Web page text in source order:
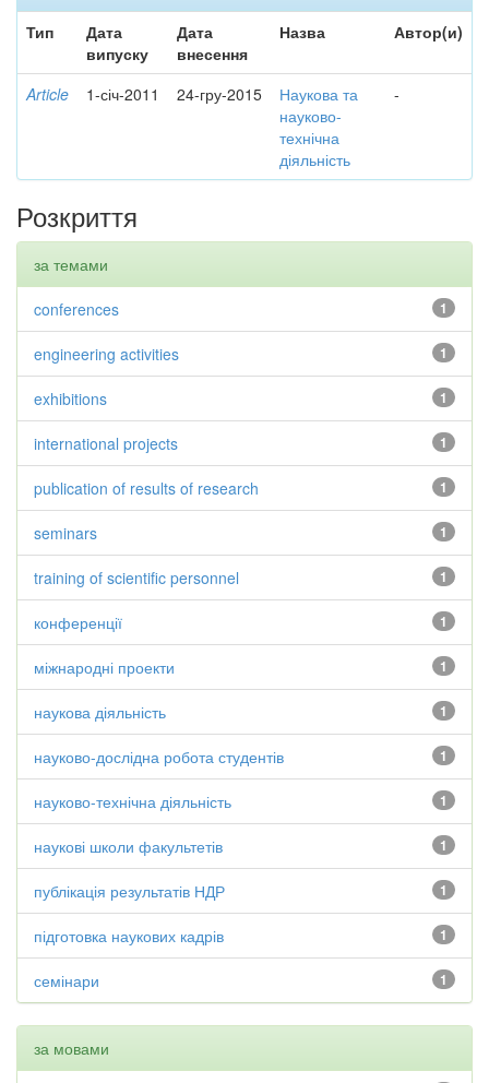
Тип
Дата
випуску
Дата
внесення
Назва Автор(и)
Article 1-січ-2011 24-гру-2015
Наукова та
науково-
технічна
діяльність
-
Розкриття
за темами
1
conferences
1
engineering activities
1
exhibitions
1
international projects
1
publication of results of research
1
seminars
1
training of scientific personnel
1
конференції
1
міжнародні проекти
1
наукова діяльність
1
науково-дослідна робота студентів
1
науково-технічна діяльність
1
наукові школи факультетів
1
публікація результатів НДР
1
підготовка наукових кадрів
1
семінари
за мовами